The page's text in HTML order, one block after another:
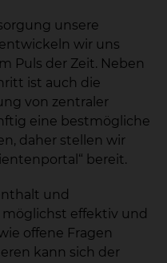
unsere
wir uns
Puls der Zeit. Neben
ist auch die
von zentraler
eine bestmögliche
daher stellen wir
bereit.
und
effektiv und
offene Fragen
kann sich der